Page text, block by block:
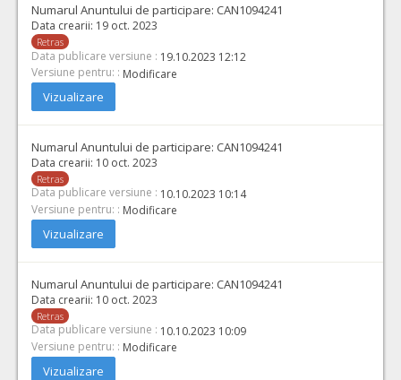
Numarul Anuntului de participare: CAN1094241
Data crearii: 19 oct. 2023
Retras
Data publicare versiune : 19.10.2023 12:12
Versiune pentru: : Modificare
Vizualizare
Numarul Anuntului de participare: CAN1094241
Data crearii: 10 oct. 2023
Retras
Data publicare versiune : 10.10.2023 10:14
Versiune pentru: : Modificare
Vizualizare
Numarul Anuntului de participare: CAN1094241
Data crearii: 10 oct. 2023
Retras
Data publicare versiune : 10.10.2023 10:09
Versiune pentru: : Modificare
Vizualizare